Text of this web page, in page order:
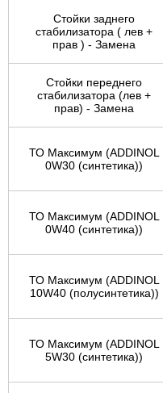
Стойки заднего
стабилизатора ( лев +
прав ) - Замена
Стойки переднего
стабилизатора (лев +
прав) - Замена
ТО Максимум (ADDINOL
0W30 (синтетика))
ТО Максимум (ADDINOL
0W40 (синтетика))
ТО Максимум (ADDINOL
10W40 (полусинтетика))
ТО Максимум (ADDINOL
5W30 (синтетика))